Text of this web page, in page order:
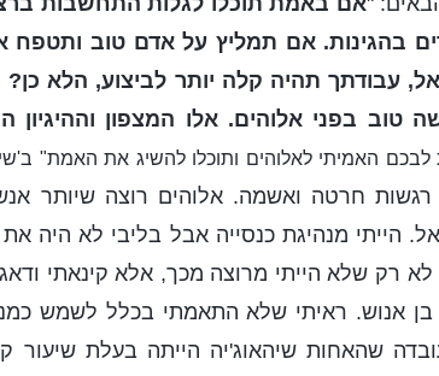
בהגינות. אם תמליץ על אדם טוב ותטפח
עבודתך תהיה קלה יותר לביצוע, הלא
בפני אלוהים. אלו המצפון וההיגיון
לבכם האמיתי לאלוהים ותוכלו להשיג את האמת"
רגשות חרטה ואשמה. אלוהים רוצה שיותר
הייתי מנהיגת כנסייה אבל בליבי לא היה
לא רק שלא הייתי מרוצה מכך, אלא קינאתי
בן אנוש. ראיתי שלא התאמתי בכלל לשמש
שהאחות שיהאוג'יה הייתה בעלת שיעור